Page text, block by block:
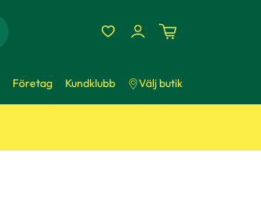
Företag Kundklubb Välj butik